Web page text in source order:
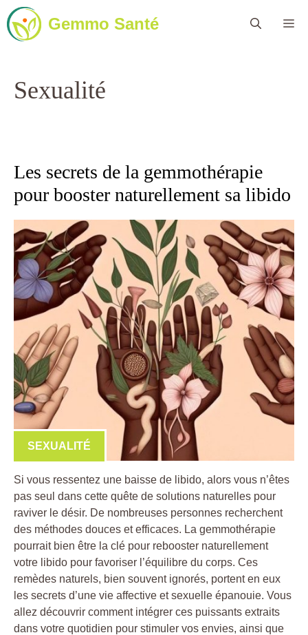
Aller
au
contenu
Gemmo Santé
Sexualité
Les secrets de la gemmothérapie
pour booster naturellement sa libido
SEXUALITÉ
Si vous ressentez une baisse de libido, alors vous n’êtes
pas seul dans cette quête de solutions naturelles pour
raviver le désir. De nombreuses personnes recherchent
des méthodes douces et efficaces. La gemmothérapie
pourrait bien être la clé pour rebooster naturellement
votre libido pour favoriser l’équilibre du corps. Ces
remèdes naturels, bien souvent ignorés, portent en eux
les secrets d’une vie affective et sexuelle épanouie. Vous
allez découvrir comment intégrer ces puissants extraits
dans votre quotidien pour stimuler vos envies, ainsi que